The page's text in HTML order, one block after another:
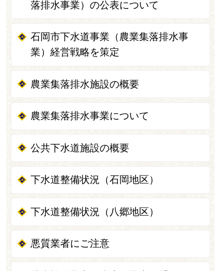
落排水事業）の公表について
石岡市下水道事業（農業集落排水事
業）経営戦略を策定
農業集落排水施設の概要
農業集落排水事業について
公共下水道施設の概要
下水道整備状況（石岡地区）
下水道整備状況（八郷地区）
悪質業者にご注意